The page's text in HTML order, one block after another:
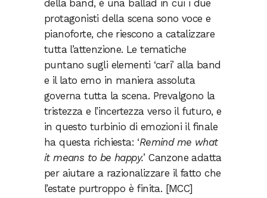
della band, è una ballad in cui i due
protagonisti della scena sono voce e
pianoforte, che riescono a catalizzare
tutta l’attenzione. Le tematiche
puntano sugli elementi ‘cari’ alla band
e il lato emo in maniera assoluta
governa tutta la scena. Prevalgono la
tristezza e l’incertezza verso il futuro, e
in questo turbinio di emozioni il finale
ha questa richiesta: ‘Remind me what
it means to be happy.’ Canzone adatta
per aiutare a razionalizzare il fatto che
l’estate purtroppo è finita. [MCC]